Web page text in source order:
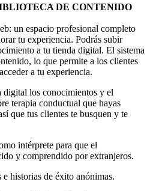
DE CONTENIDO
un espacio profesional completo
tu experiencia. Podrás subir
a tu tienda digital. El sistema
lo que permite a los clientes
a tu experiencia.
digital los conocimientos y el
terapia conductual que hayas
que tus clientes te busquen y te
intérprete para que el
y comprendido por extranjeros.
historias de éxito anónimas.